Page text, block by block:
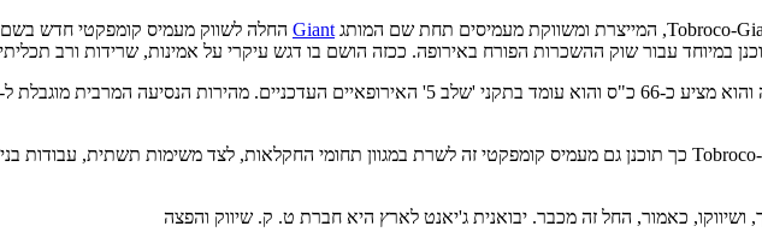
Giant החלה לשווק מעמיס קומפקטי חדש בשם